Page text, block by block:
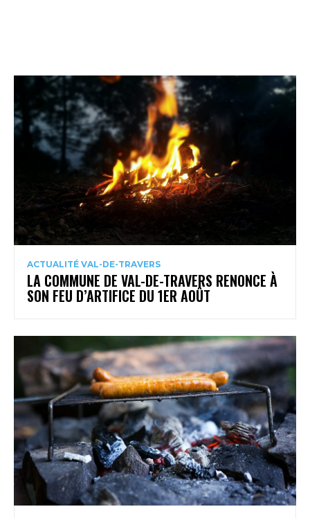
ACTUALITÉ VAL-DE-TRAVERS
LA COMMUNE DE VAL-DE-TRAVERS RENONCE À
SON FEU D’ARTIFICE DU 1ER AOÛT